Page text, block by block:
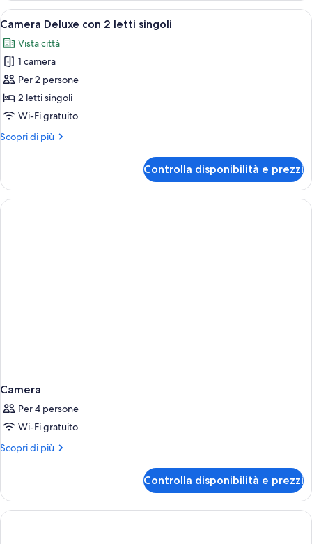
con
2
singoli
Apri
tutte
le
foto
per
Camera
Deluxe
2
Camera d'albergo con due letti, una
5
Camera Deluxe con 2 letti singoli
Vista città
1 camera
Per 2 persone
2 letti singoli
Wi-Fi gratuito
Scopri di più
Altri
Deluxe
con
2
Controlla disponibilità e prezzi
Camera
Per 4 persone
Wi-Fi gratuito
Scopri di più
Altri
Controlla disponibilità e prezzi